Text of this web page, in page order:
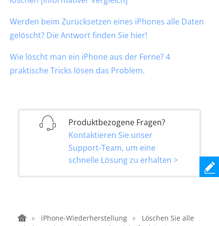
Werden beim Zurücksetzen eines iPhones alle Daten
gelöscht? Die Antwort finden Sie hier!
Wie löscht man ein iPhone aus der Ferne? 4
praktische Tricks lösen das Problem.
Produktbezogene Fragen?
Kontaktieren Sie unser
Support-Team, um eine
schnelle Lösung zu erhalten >
iPhone-Wiederherstellung
Löschen Sie alle